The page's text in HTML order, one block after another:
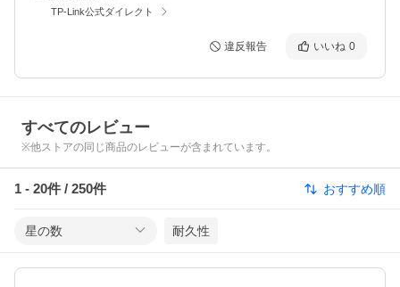
TP-Link公式ダイレクト
違反報告 いいね 0
すべてのレビュー
※他ストアの同じ商品のレビューが含まれています。
1 - 20件 / 250件 おすすめ順
星の数 耐久性